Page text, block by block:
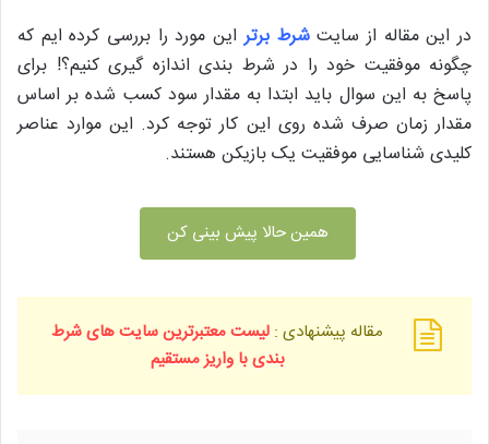
در این مقاله از سایتشرط برتراین مورد را بررسی کرده ایم که
چگونه موفقیت خود را در شرط بندی اندازه گیری کنیم؟! برای
پاسخ به این سوال باید ابتدا به مقدار سود کسب شده بر اساس
مقدار زمان صرف شده روی این کار توجه کرد. این موارد عناصر
کلیدی شناسایی موفقیت یک بازیکن هستند.
همین حالا پیش بینی کن
مقاله پیشنهادی : لیست معتبرترین سایت های شرط
بندی با واریز مستقیم